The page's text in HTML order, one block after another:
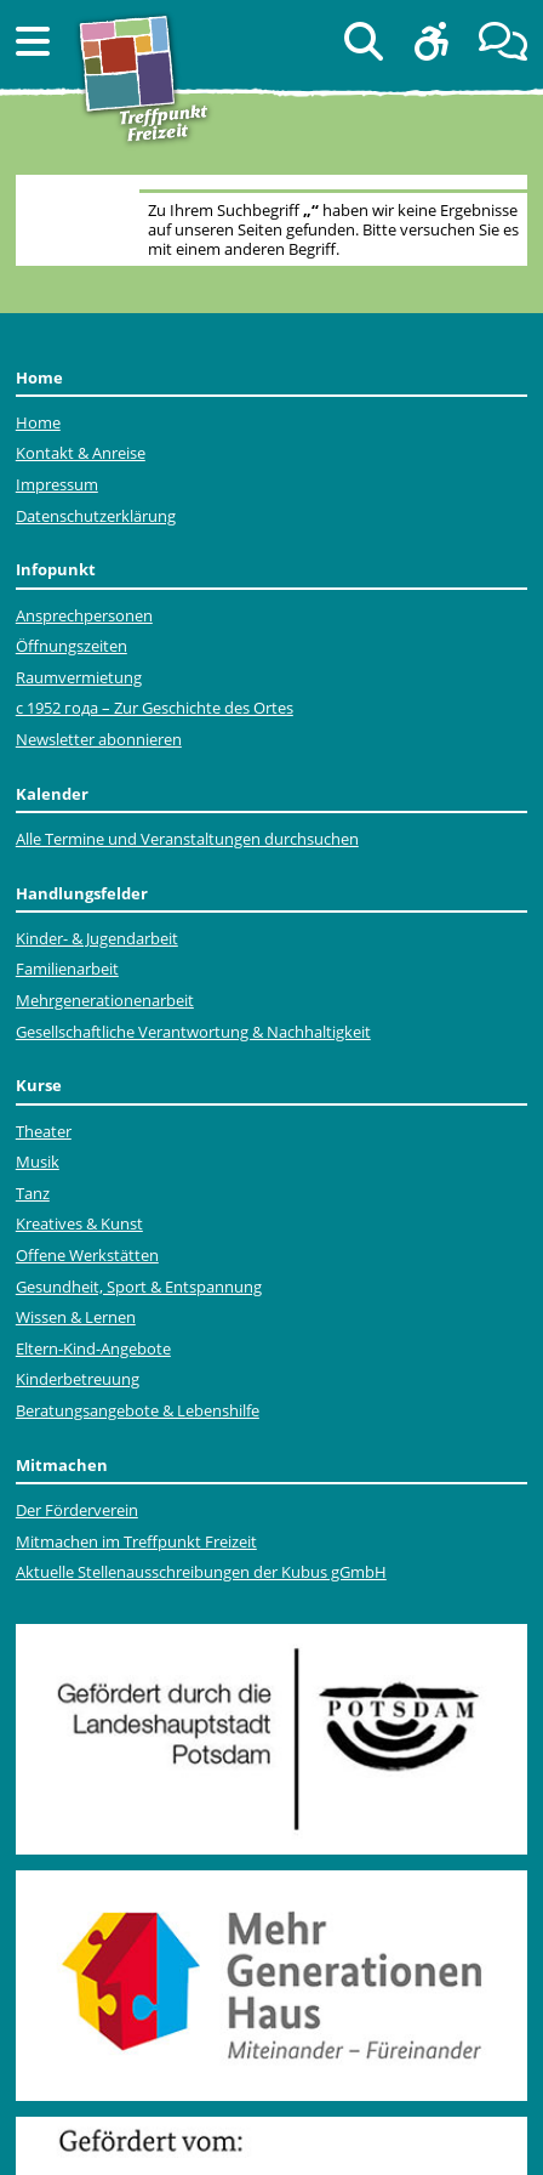
Zu Ihrem Suchbegriff„“haben wir keine Ergebnisse
auf unseren Seiten gefunden. Bitte versuchen Sie es
mit einem anderen Begriff.
Home
Home
Kontakt & Anreise
Impressum
Datenschutzerklärung
Infopunkt
Ansprechpersonen
Öffnungszeiten
Raumvermietung
с 1952 года – Zur Geschichte des Ortes
Newsletter abonnieren
Kalender
Alle Termine und Veranstaltungen durchsuchen
Handlungsfelder
Kinder- & Jugendarbeit
Familienarbeit
Mehr­generationen­arbeit
Gesellschaftliche Verantwortung & Nachhaltigkeit
Kurse
Theater
Musik
Tanz
Kreatives & Kunst
Offene Werkstätten
Gesundheit, Sport & Entspannung
Wissen & Lernen
Eltern-Kind-Angebote
Kinderbetreuung
Beratungsangebote & Lebenshilfe
Mitmachen
Der Förderverein
Mitmachen im Treffpunkt Freizeit
Aktuelle Stellen­ausschrei­bungen der Kubus gGmbH